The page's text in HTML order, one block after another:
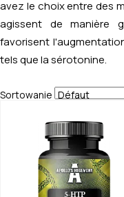
avez le choix entre des
agissent de manière
favorisent
tels que la sérotonine.
Sortowanie